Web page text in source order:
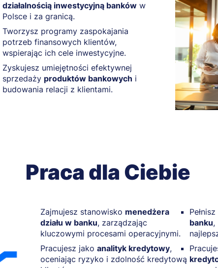
działalnością inwestycyjną banków w
Polsce i za granicą.
Tworzysz programy zaspokajania
potrzeb finansowych klientów,
wspierając ich cele inwestycyjne.
Zyskujesz umiejętności efektywnej
sprzedaży produktów bankowych i
budowania relacji z klientami.
Praca dla Ciebie
Zajmujesz stanowisko menedżera
działu w banku, zarządzając
kluczowymi procesami operacyjnymi.
Pracujesz jako analityk kredytowy,
oceniając ryzyko i zdolność kredytową
banku,